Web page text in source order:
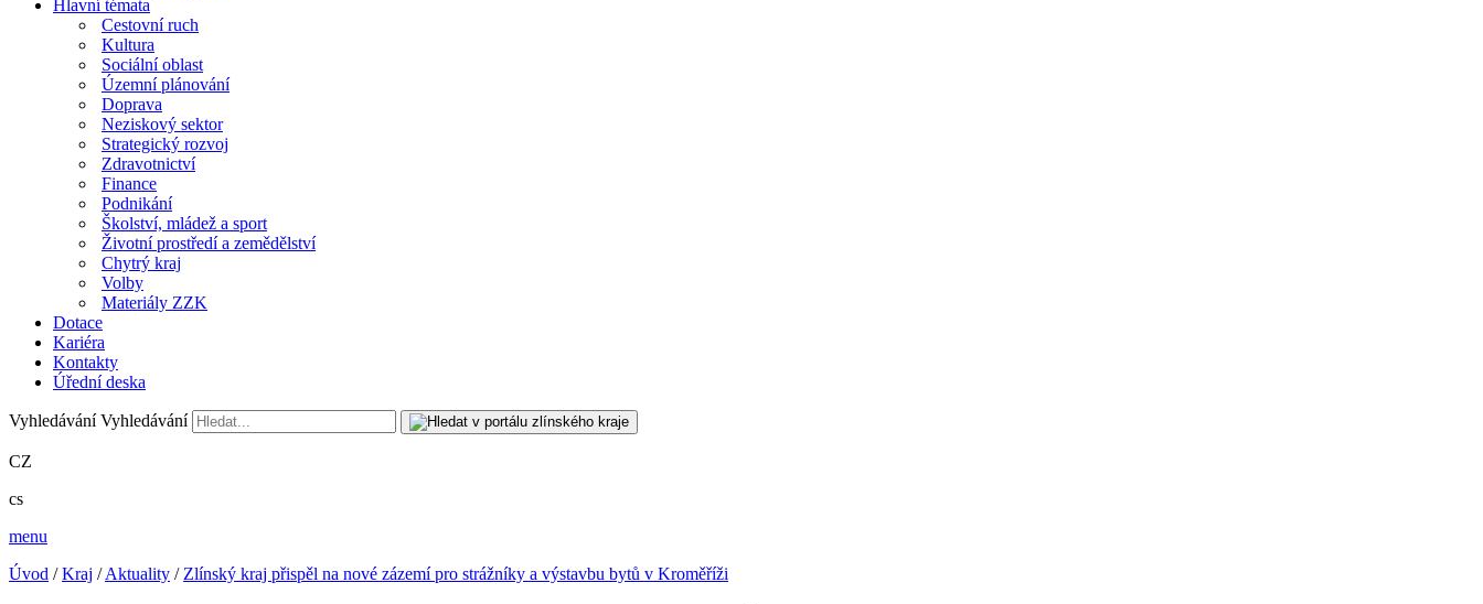
Hlavní témata
Cestovní ruch
Kultura
Sociální oblast
Územní plánování
Doprava
Neziskový sektor
Strategický rozvoj
Zdravotnictví
Finance
Podnikání
Školství, mládež a sport
Životní prostředí a zemědělství
Chytrý kraj
Volby
Materiály ZZK
Dotace
Kariéra
Kontakty
Úřední deska
Vyhledávání Vyhledávání
CZ
cs
menu
Úvod /Kraj /Aktuality / Zlínský kraj přispěl na nové zázemí pro strážníky a výstavbu bytů v Kroměříži